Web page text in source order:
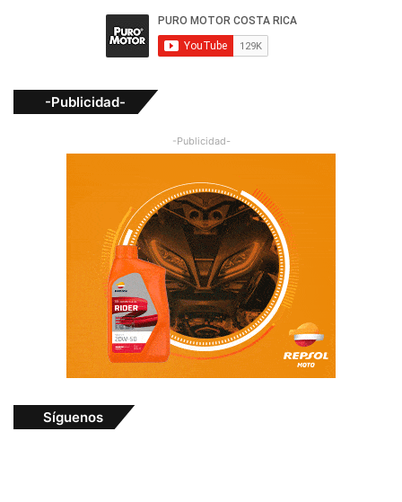
-Publicidad-
-Publicidad-
Síguenos